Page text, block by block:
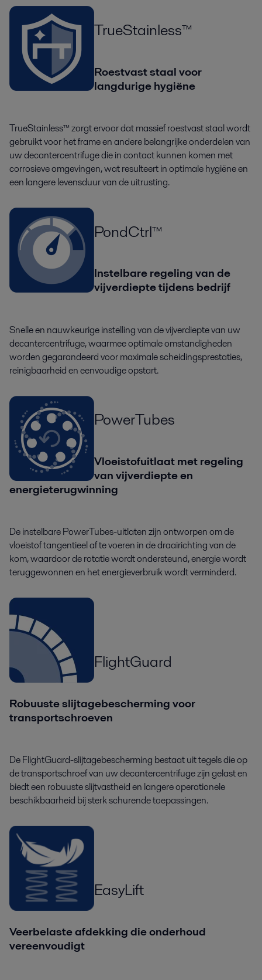
TrueStainless™
Roestvast staal voor
langdurige hygiëne
TrueStainless™ zorgt ervoor dat massief roestvast staal wordt
gebruikt voor het frame en andere belangrijke onderdelen van
uw decantercentrifuge die in contact kunnen komen met
corrosieve omgevingen, wat resulteert in optimale hygiëne en
een langere levensduur van de uitrusting.
PondCtrl™
Instelbare regeling van de
vijverdiepte tijdens bedrijf
Snelle en nauwkeurige instelling van de vijverdiepte van uw
decantercentrifuge, waarmee optimale omstandigheden
worden gegarandeerd voor maximale scheidingsprestaties,
reinigbaarheid en eenvoudige opstart.
PowerTubes
Vloeistofuitlaat met regeling
van vijverdiepte en
energieterugwinning
De instelbare PowerTubes-uitlaten zijn ontworpen om de
vloeistof tangentieel af te voeren in de draairichting van de
kom, waardoor de rotatie wordt ondersteund, energie wordt
teruggewonnen en het energieverbruik wordt verminderd.
FlightGuard
Robuuste slijtagebescherming voor
transportschroeven
De FlightGuard-slijtagebescherming bestaat uit tegels die op
de transportschroef van uw decantercentrifuge zijn gelast en
biedt een robuuste slijtvastheid en langere operationele
beschikbaarheid bij sterk schurende toepassingen.
EasyLift
Veerbelaste afdekking die onderhoud
vereenvoudigt